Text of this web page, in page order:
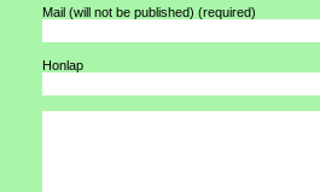
Mail (will not be published) (required)
Honlap